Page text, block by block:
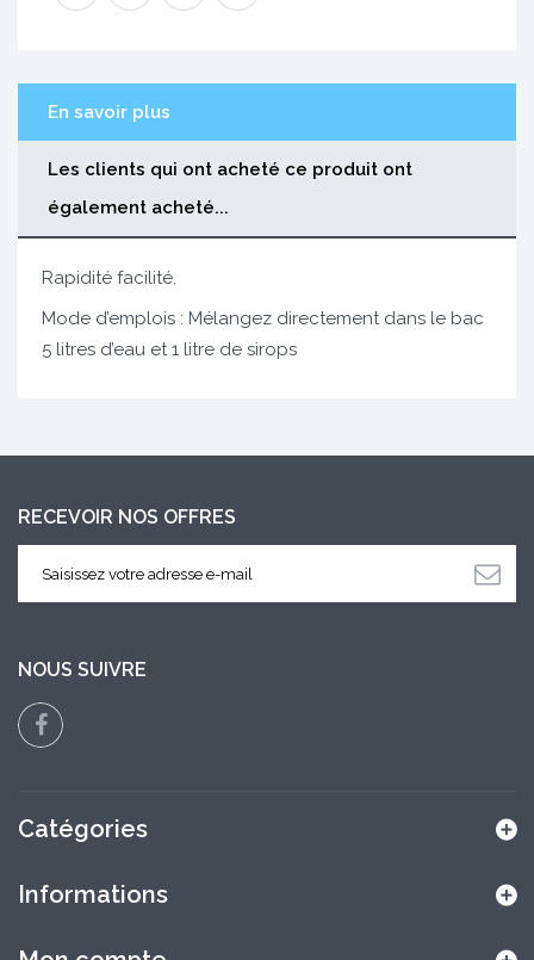
En savoir plus
Les clients qui ont acheté ce produit ont
également acheté...
Rapidité facilité.
Mode d’emplois : Mélangez directement dans le bac
5 litres d’eau et 1 litre de sirops
RECEVOIR NOS OFFRES
NOUS SUIVRE
Catégories
Informations